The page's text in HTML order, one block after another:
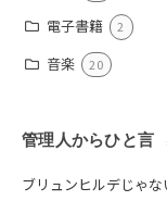
電子書籍 2
音楽 20
管理人からひと言
ブリュンヒルデじゃ